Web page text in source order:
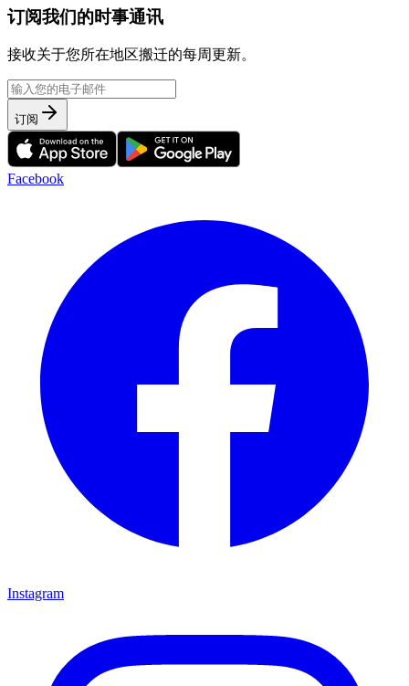
订阅我们的时事通讯
接收关于您所在地区搬迁的每周更新。
订阅
Facebook
Instagram